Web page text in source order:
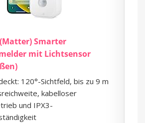
Smarter
mit Lichtsensor
120°-Sichtfeld, bis zu 9 m
kabelloser
und IPX3-